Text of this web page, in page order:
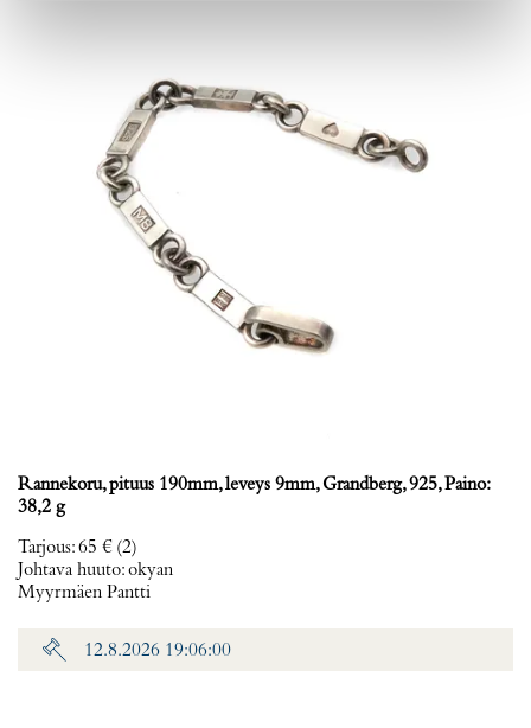
Rannekoru, pituus 190mm, leveys 9mm, Grandberg, 925, Paino:
38,2 g
Tarjous:65 € (2)
Johtava huuto:okyan
Myyrmäen Pantti
12.8.2026 19:06:00